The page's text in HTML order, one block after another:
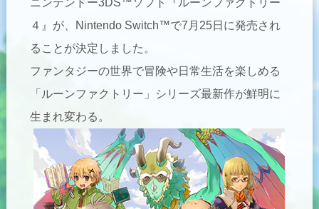
４』が、Nintendo Switch™で7月25日に発売され
ることが決定しました。
ファンタジーの世界で冒険や日常生活を楽しめる
「ルーンファクトリー」シリーズ最新作が鮮明に
生まれ変わる。